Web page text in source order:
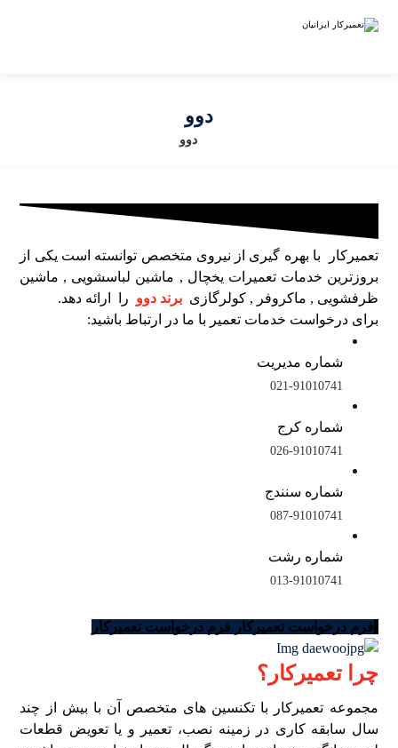
دوو
دوو
تعمیرکار با بهره گیری از نیروی متخصص توانسته است یکی از
بروزترین خدمات تعمیرات یخچال , ماشین لباسشویی , ماشین
ظرفشویی , ماکروفر , کولرگازی برند دوو را ارائه دهد.
برای درخواست خدمات تعمیر با ما در ارتباط باشید:
شماره مدیریت
021-91010741
شماره کرج
026-91010741
شماره سنندج
087-91010741
شماره رشت
013-91010741
فرم درخواست تعمیرکار فرم درخواست تعمیرکار
چرا تعمیرکار؟
مجموعه تعمیرکار با تکنسین های متخصص آن با بیش از چند
سال سابقه کاری در زمینه نصب، تعمیر و یا تعویض قطعات